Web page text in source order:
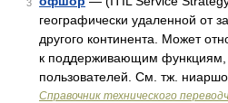
3
географически удаленной от
другого континента. Может
к поддерживающим функциям,
пользователей. См. тж.
Справочник технического